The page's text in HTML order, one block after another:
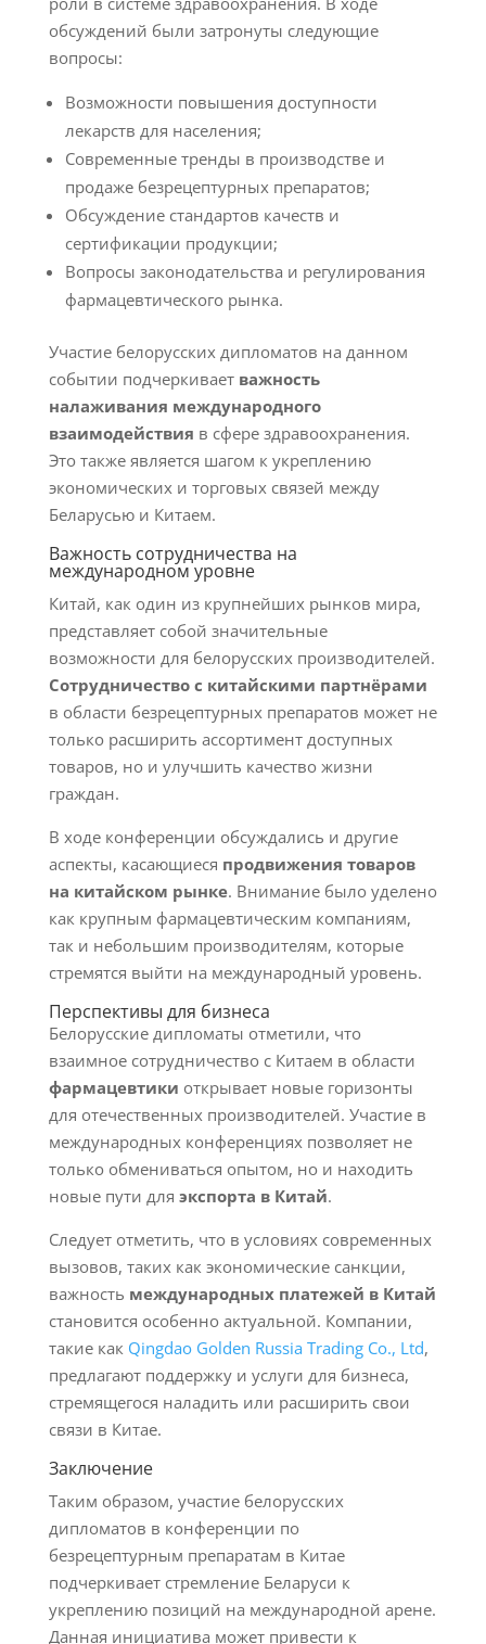
обсуждений были затронуты следующие
вопросы:
Возможности повышения доступности
лекарств для населения;
Современные тренды в производстве и
продаже безрецептурных препаратов;
Обсуждение стандартов качеств и
сертификации продукции;
Вопросы законодательства и регулирования
фармацевтического рынка.
Участие белорусских дипломатов на данном
событии подчеркивает важность
налаживания международного
взаимодействия в сфере здравоохранения.
Это также является шагом к укреплению
экономических и торговых связей между
Беларусью и Китаем.
Важность сотрудничества на
международном уровне
Китай, как один из крупнейших рынков мира,
представляет собой значительные
возможности для белорусских производителей.
Сотрудничество с китайскими партнёрами
в области безрецептурных препаратов может не
только расширить ассортимент доступных
товаров, но и улучшить качество жизни
граждан.
В ходе конференции обсуждались и другие
аспекты, касающиеся продвижения товаров
на китайском рынке. Внимание было уделено
как крупным фармацевтическим компаниям,
так и небольшим производителям, которые
стремятся выйти на международный уровень.
Перспективы для бизнеса
Белорусские дипломаты отметили, что
взаимное сотрудничество с Китаем в области
фармацевтики открывает новые горизонты
для отечественных производителей. Участие в
международных конференциях позволяет не
только обмениваться опытом, но и находить
новые пути для экспорта в Китай.
Следует отметить, что в условиях современных
вызовов, таких как экономические санкции,
важность международных платежей в Китай
становится особенно актуальной. Компании,
такие как Qingdao Golden Russia Trading Co., Ltd,
предлагают поддержку и услуги для бизнеса,
стремящегося наладить или расширить свои
связи в Китае.
Заключение
Таким образом, участие белорусских
дипломатов в конференции по
безрецептурным препаратам в Китае
подчеркивает стремление Беларуси к
укреплению позиций на международной арене.
Данная инициатива может привести к